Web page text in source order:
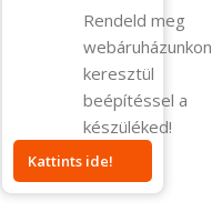
Rendeld meg
webáruházunkon
keresztül
beépítéssel a
készüléked!
Kattints ide!